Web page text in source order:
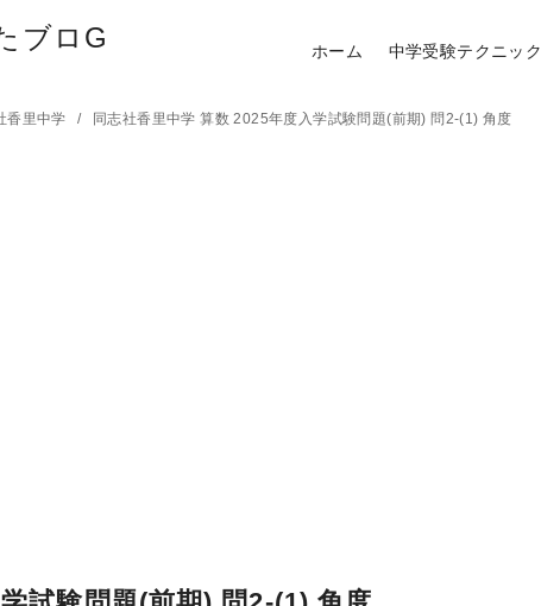
ブロG ホーム 中学受験テクニック
香里中学 同志社香里中学 算数 2025年度入学試験問題(前期) 問2-(1) 角度